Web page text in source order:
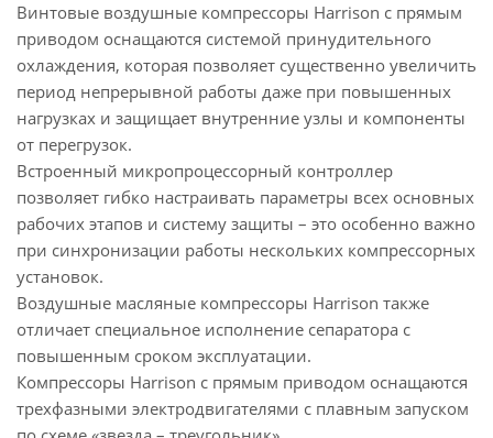
Винтовые воздушные компрессоры Harrison с прямым
приводом оснащаются системой принудительного
охлаждения, которая позволяет существенно увеличить
период непрерывной работы даже при повышенных
нагрузках и защищает внутренние узлы и компоненты
от перегрузок.
Встроенный микропроцессорный контроллер
позволяет гибко настраивать параметры всех основных
рабочих этапов и систему защиты – это особенно важно
при синхронизации работы нескольких компрессорных
установок.
Воздушные масляные компрессоры Harrison также
отличает специальное исполнение сепаратора с
повышенным сроком эксплуатации.
Компрессоры Harrison с прямым приводом оснащаются
трехфазными электродвигателями с плавным запуском